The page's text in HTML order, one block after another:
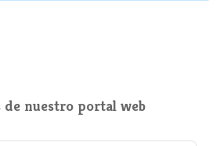
de nuestro portal web